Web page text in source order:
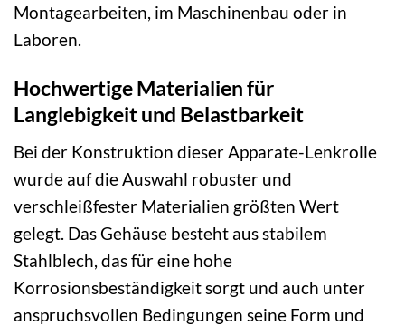
Montagearbeiten, im Maschinenbau oder in
Laboren.
Hochwertige Materialien für
Langlebigkeit und Belastbarkeit
Bei der Konstruktion dieser Apparate-Lenkrolle
wurde auf die Auswahl robuster und
verschleißfester Materialien größten Wert
gelegt. Das Gehäuse besteht aus stabilem
Stahlblech, das für eine hohe
Korrosionsbeständigkeit sorgt und auch unter
anspruchsvollen Bedingungen seine Form und